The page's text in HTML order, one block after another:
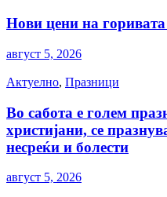
Нови цени на горивата
август 5, 2026
Актуелно, Празници
Во сабота е голем
христијани, се
несреќи и болести
август 5, 2026